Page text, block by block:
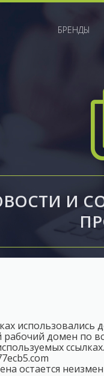
БРЕНДЫ
И
домен по
остается